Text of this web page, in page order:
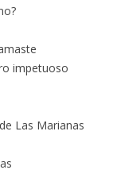
impetuoso
Las Marianas